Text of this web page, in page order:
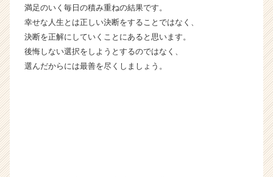
満足のいく毎日の積み重ねの結果です。
幸せな人生とは正しい決断をすることではなく、
決断を正解にしていくことにあると思います。
後悔しない選択をしようとするのではなく、
選んだからには最善を尽くしましょう。